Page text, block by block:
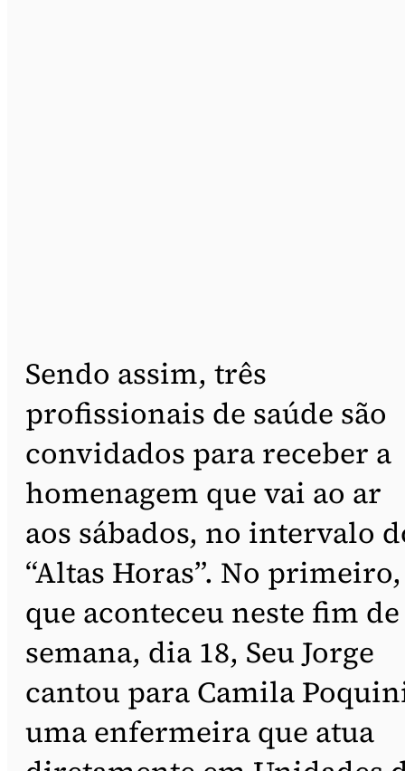
Sendo assim, três
profissionais de saúde são
convidados para receber a
homenagem que vai ao ar
aos sábados, no intervalo
“Altas Horas”. No primeiro,
que aconteceu neste fim de
semana, dia 18, Seu Jorge
cantou para Camila
uma enfermeira que atua